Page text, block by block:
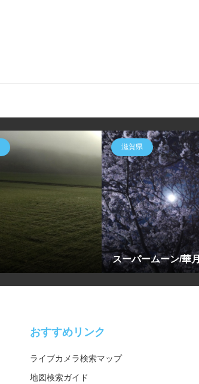
滋賀県
スーパームーン/華月
おすすめリンク
ライブカメラ検索マップ
地図検索ガイド